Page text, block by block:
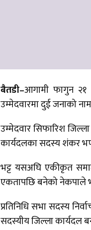
बैतडी–आगामी फागुन २१
उम्मेदवारमा दुई जनाको
उम्मेदवार सिफारिश
कार्यदलका सदस्य शंकर
भट्ट यसअघि एकीकृत
एकतापछि बनेको नेकपाले
प्रतिनिधि सभा सदस्य
सदस्यीय जिल्ला कार्यदल